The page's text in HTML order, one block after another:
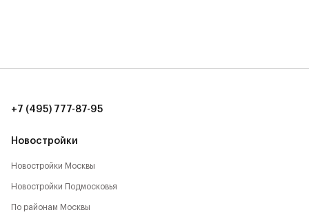
Новостройки
Новостройки Москвы
Новостройки Подмосковья
По районам Москвы
+7 (495) 777-87-95